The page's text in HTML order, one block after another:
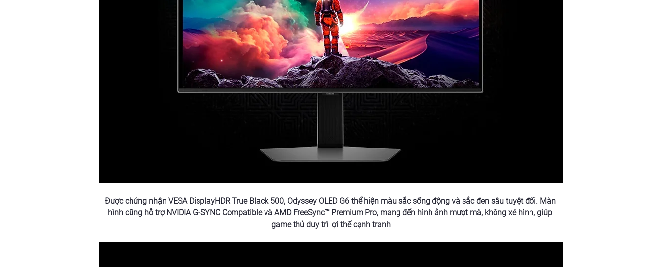
Được chứng nhận VESA DisplayHDR True Black 500, Odyssey OLED G6 thể hiện màu sắc sống động và sắc đen sâu tuyệt đối. Màn
hình cũng hỗ trợ NVIDIA G-SYNC Compatible và AMD FreeSync™ Premium Pro, mang đến hình ảnh mượt mà, không xé hình, giúp
game thủ duy trì lợi thế cạnh tranh